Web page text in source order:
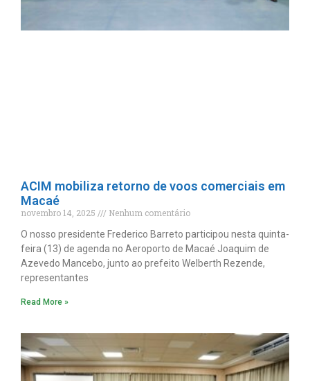
ACIM mobiliza retorno de voos comerciais em
Macaé
novembro 14, 2025
Nenhum comentário
O nosso presidente Frederico Barreto participou nesta quinta-
feira (13) de agenda no Aeroporto de Macaé Joaquim de
Azevedo Mancebo, junto ao prefeito Welberth Rezende,
representantes
Read More »